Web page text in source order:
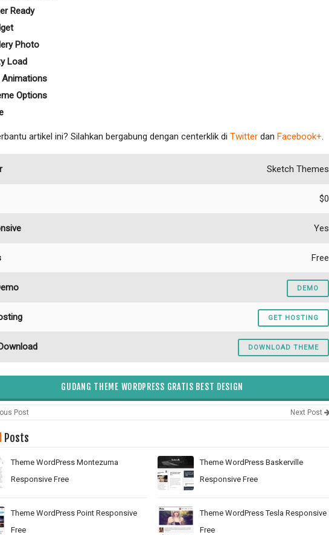
Ready
Photo
Load
Animations
Options
artikel ini? Silahkan bergabung dengan centerklik diTwitter danFacebook+
Sketch Themes
$0
Yes
Free
DEMO
GET HOSTING
DOWNLOAD THEME
GUDANG THEME WORDPRESS GRATIS BEST DESIGN
Post Next Post
Posts
Theme WordPress Montezuma
Responsive Free
Theme WordPress Baskerville
Responsive Free
Theme WordPress Point Responsive
Free
Theme WordPress Tesla Responsive
Free